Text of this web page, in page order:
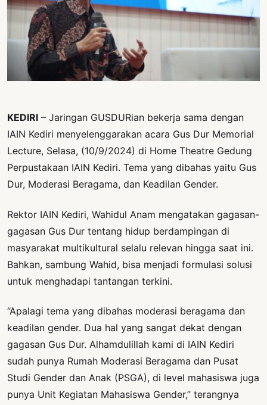
KEDIRI – Jaringan GUSDURian bekerja sama dengan
IAIN Kediri menyelenggarakan acara Gus Dur Memorial
Lecture, Selasa, (10/9/2024) di Home Theatre Gedung
Perpustakaan IAIN Kediri. Tema yang dibahas yaitu Gus
Dur, Moderasi Beragama, dan Keadilan Gender.
Rektor IAIN Kediri, Wahidul Anam mengatakan gagasan-
gagasan Gus Dur tentang hidup berdampingan di
masyarakat multikultural selalu relevan hingga saat ini.
Bahkan, sambung Wahid, bisa menjadi formulasi solusi
untuk menghadapi tantangan terkini.
“Apalagi tema yang dibahas moderasi beragama dan
keadilan gender. Dua hal yang sangat dekat dengan
gagasan Gus Dur. Alhamdulillah kami di IAIN Kediri
sudah punya Rumah Moderasi Beragama dan Pusat
Studi Gender dan Anak (PSGA), di level mahasiswa juga
punya Unit Kegiatan Mahasiswa Gender,” terangnya